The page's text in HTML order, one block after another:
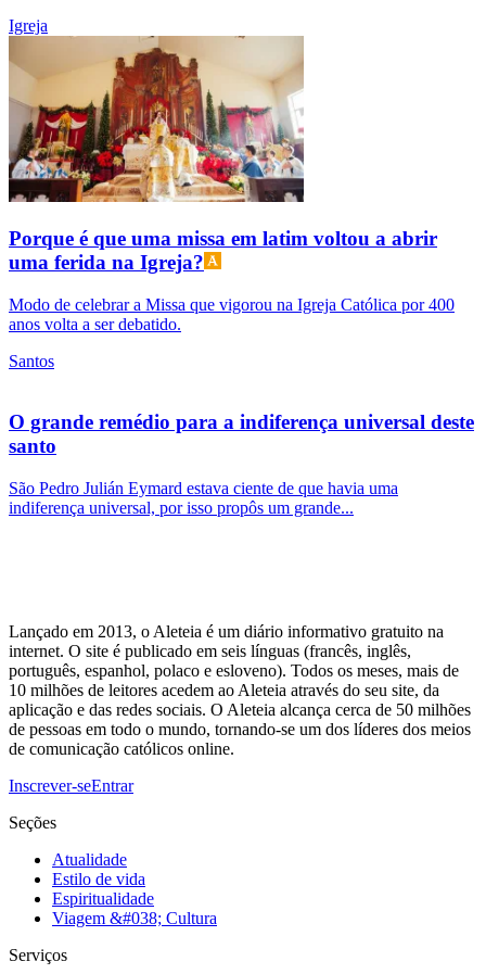
Igreja
Porque é que uma missa em latim voltou a abrir
uma ferida na Igreja?
Modo de celebrar a Missa que vigorou na Igreja Católica por 400
anos volta a ser debatido.
Santos
O grande remédio para a indiferença universal deste
santo
São Pedro Julián Eymard estava ciente de que havia uma
indiferença universal, por isso propôs um grande...
Lançado em 2013, o Aleteia é um diário informativo gratuito na
internet. O site é publicado em seis línguas (francês, inglês,
português, espanhol, polaco e esloveno). Todos os meses, mais de
10 milhões de leitores acedem ao Aleteia através do seu site, da
aplicação e das redes sociais. O Aleteia alcança cerca de 50 milhões
de pessoas em todo o mundo, tornando-se um dos líderes dos meios
de comunicação católicos online.
Inscrever-seEntrar
Seções
Atualidade
Estilo de vida
Espiritualidade
Viagem &#038; Cultura
Serviços